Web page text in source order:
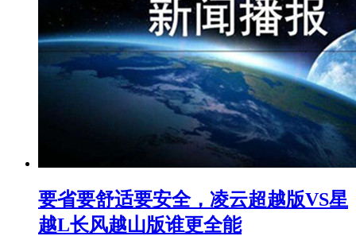
要省要舒适要安全，凌云超越版VS星
越L长风越山版谁更全能